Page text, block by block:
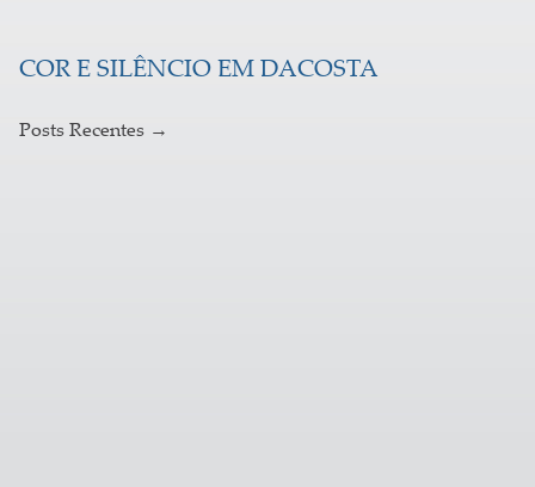
COR E SILÊNCIO EM DACOSTA
Posts Recentes →